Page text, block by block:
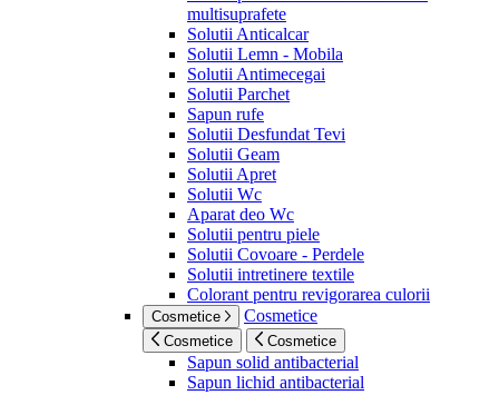
multisuprafete
Solutii Anticalcar
Solutii Lemn - Mobila
Solutii Antimecegai
Solutii Parchet
Sapun rufe
Solutii Desfundat Tevi
Solutii Geam
Solutii Apret
Solutii Wc
Aparat deo Wc
Solutii pentru piele
Solutii Covoare - Perdele
Solutii intretinere textile
Colorant pentru revigorarea culorii
Cosmetice Cosmetice
Cosmetice Cosmetice
Sapun solid antibacterial
Sapun lichid antibacterial